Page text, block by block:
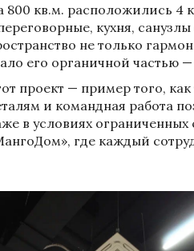
800 кв.м. расположились 4
кухня,
не только
его органичной частью
проект — пример того,
и командная работа
в условиях
где каждый